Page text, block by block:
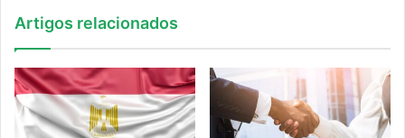
Artigos relacionados